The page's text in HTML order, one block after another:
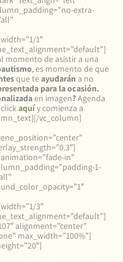
extra-
1″
momento de asistir a una
, es momento de que
que teayudarán a no
para la ocasión.
en imagen?Agenda
aquíy comienza a
vc_column]
in”
1-
3″
alignment=”center”
max_width=”100%”]